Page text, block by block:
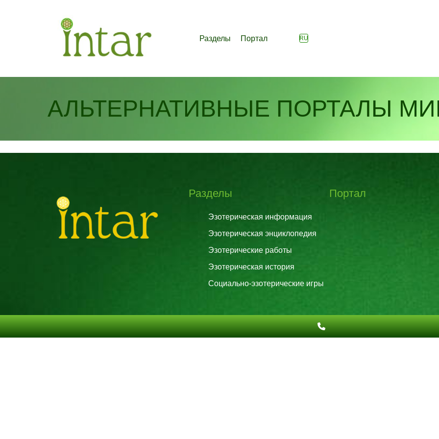
Разделы Портал RU
АЛЬТЕРНАТИВНЫЕ ПОРТАЛЫ
Разделы
Эзотерическая информация
Эзотерическая энциклопедия
Эзотерические работы
Эзотерическая история
Социально-эзотерические игры
Портал